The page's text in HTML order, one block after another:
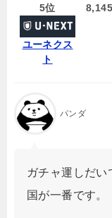
5位
ユーネクス
ト
8,145
パンダ
ガチャ運しだい
国が一番です。